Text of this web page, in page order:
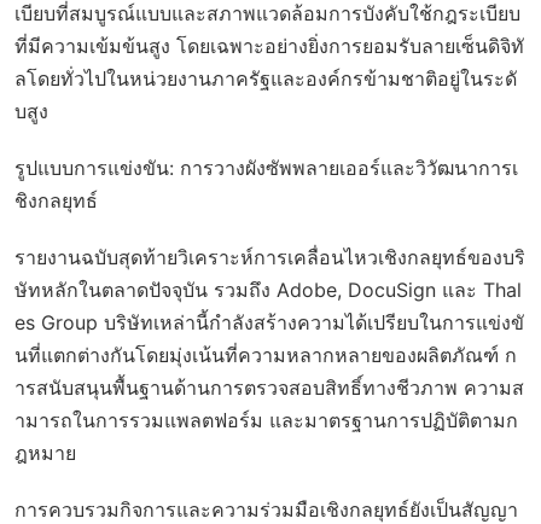
เบียบที่สมบูรณ์แบบและสภาพแวดล้อมการบังคับใช้กฎระเบียบ
ที่มีความเข้มข้นสูง โดยเฉพาะอย่างยิ่งการยอมรับลายเซ็นดิจิทั
ลโดยทั่วไปในหน่วยงานภาครัฐและองค์กรข้ามชาติอยู่ในระดั
บสูง
รูปแบบการแข่งขัน: การวางผังซัพพลายเออร์และวิวัฒนาการเ
ชิงกลยุทธ์
รายงานฉบับสุดท้ายวิเคราะห์การเคลื่อนไหวเชิงกลยุทธ์ของบริ
ษัทหลักในตลาดปัจจุบัน รวมถึง Adobe, DocuSign และ Thal
es Group บริษัทเหล่านี้กำลังสร้างความได้เปรียบในการแข่งขั
นที่แตกต่างกันโดยมุ่งเน้นที่ความหลากหลายของผลิตภัณฑ์ ก
ารสนับสนุนพื้นฐานด้านการตรวจสอบสิทธิ์ทางชีวภาพ ความส
ามารถในการรวมแพลตฟอร์ม และมาตรฐานการปฏิบัติตามก
ฎหมาย
การควบรวมกิจการและความร่วมมือเชิงกลยุทธ์ยังเป็นสัญญา